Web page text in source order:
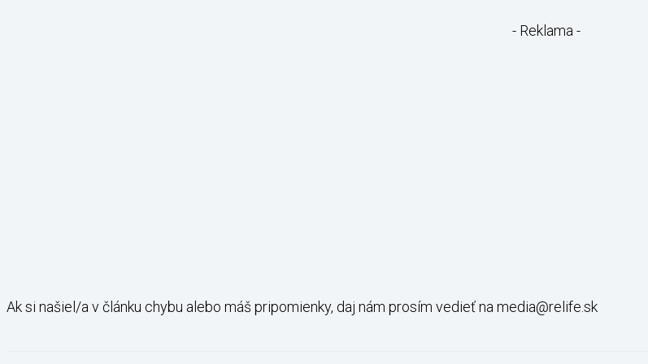
- Reklama -
Ak si našiel/a v článku chybu alebo máš pripomienky, daj nám prosím vedieť na media@relife.sk